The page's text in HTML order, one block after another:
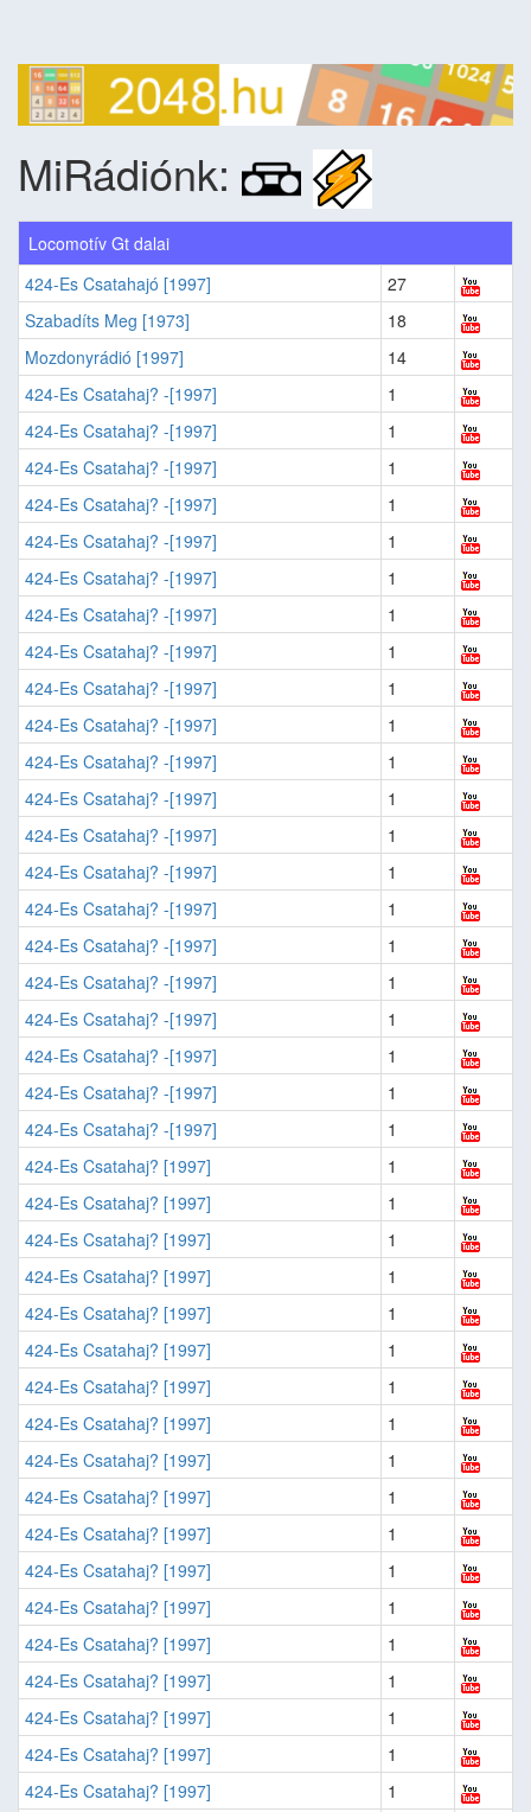
MiRádiónk:
Locomotív Gt dalai
424-Es Csatahajó [1997]
27
Szabadíts Meg [1973]
18
Mozdonyrádió [1997]
14
424-Es Csatahaj? -[1997]
1
424-Es Csatahaj? -[1997]
1
424-Es Csatahaj? -[1997]
1
424-Es Csatahaj? -[1997]
1
424-Es Csatahaj? -[1997]
1
424-Es Csatahaj? -[1997]
1
424-Es Csatahaj? -[1997]
1
424-Es Csatahaj? -[1997]
1
424-Es Csatahaj? -[1997]
1
424-Es Csatahaj? -[1997]
1
424-Es Csatahaj? -[1997]
1
424-Es Csatahaj? -[1997]
1
424-Es Csatahaj? -[1997]
1
424-Es Csatahaj? -[1997]
1
424-Es Csatahaj? -[1997]
1
424-Es Csatahaj? -[1997]
1
424-Es Csatahaj? -[1997]
1
424-Es Csatahaj? -[1997]
1
424-Es Csatahaj? -[1997]
1
424-Es Csatahaj? -[1997]
1
424-Es Csatahaj? -[1997]
1
424-Es Csatahaj? [1997]
1
424-Es Csatahaj? [1997]
1
424-Es Csatahaj? [1997]
1
424-Es Csatahaj? [1997]
1
424-Es Csatahaj? [1997]
1
424-Es Csatahaj? [1997]
1
424-Es Csatahaj? [1997]
1
424-Es Csatahaj? [1997]
1
424-Es Csatahaj? [1997]
1
424-Es Csatahaj? [1997]
1
424-Es Csatahaj? [1997]
1
424-Es Csatahaj? [1997]
1
424-Es Csatahaj? [1997]
1
424-Es Csatahaj? [1997]
1
424-Es Csatahaj? [1997]
1
424-Es Csatahaj? [1997]
1
424-Es Csatahaj? [1997]
1
424-Es Csatahaj? [1997]
1